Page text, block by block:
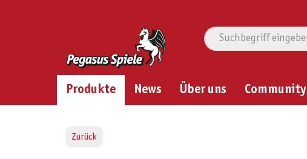
Produkte News Über uns Community
Zurück